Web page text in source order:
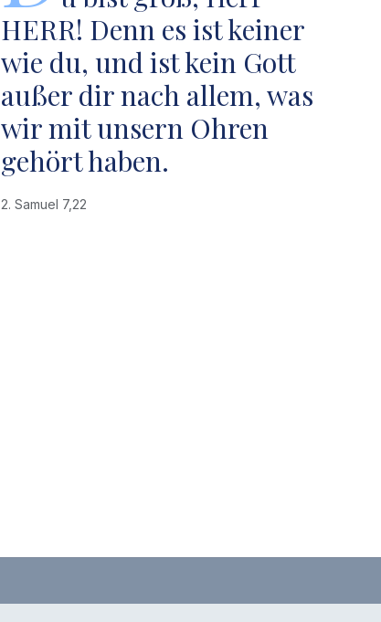
HERR! Denn es ist keiner
wie du, und ist kein Gott
außer dir nach allem, was
wir mit unsern Ohren
gehört haben.
2. Samuel 7,22